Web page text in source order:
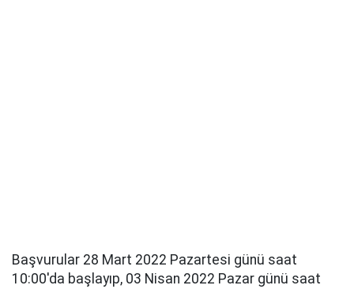
Başvurular 28 Mart 2022 Pazartesi günü saat
10:00'da başlayıp, 03 Nisan 2022 Pazar günü saat